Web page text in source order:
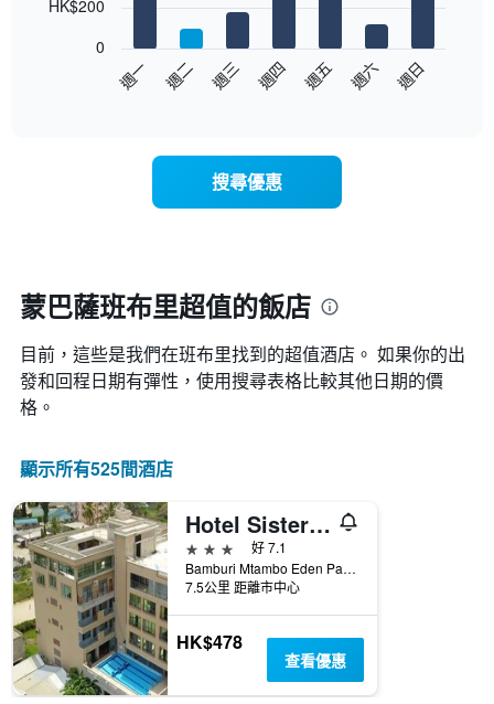
均
月
份
此
圖
表
具
條
軸，
顯
示
平
均
價
格
房
間
均
價
表
具
有
1
條
X
軸，
顯
示
一
週
中
週一 週二 週三 週四 週五 週六 週日
0
HK$200
搜尋優惠
蒙巴薩班布里超值的飯店
目前，這些是我們在班布里找到的超值酒店。 如果你的出
發和回程日期有彈性，使用搜尋表格比較其他日期的價
格。
顯示所有525間酒店
Hotel Sisters and Spa
3星級
好 7.1
Bamburi Mtambo Eden Pamls, 蒙巴薩, 肯亞
7.5公里 距離市中心
HK$478
查看優惠